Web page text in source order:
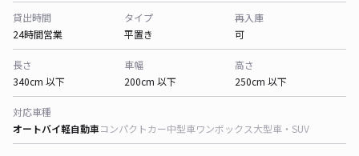
貸出時間
24時間営業
タイプ
平置き
再入庫
可
長さ
340cm 以下
車幅
200cm 以下
高さ
250cm 以下
対応車種
オートバイ軽自動車コンパクトカー中型車ワンボックス大型車・SUV